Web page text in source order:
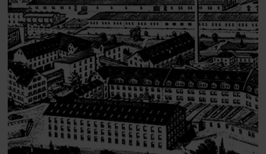
SALE
ACCESSOIRES
SALE
ACCESSOIRES
TOPS
HOSEN
SALE